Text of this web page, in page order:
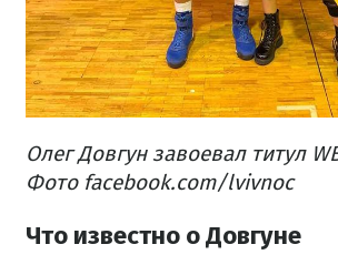
Олег Довгун завоевал титул
Фото facebook.com/lvivnoc
Что известно о Довгуне